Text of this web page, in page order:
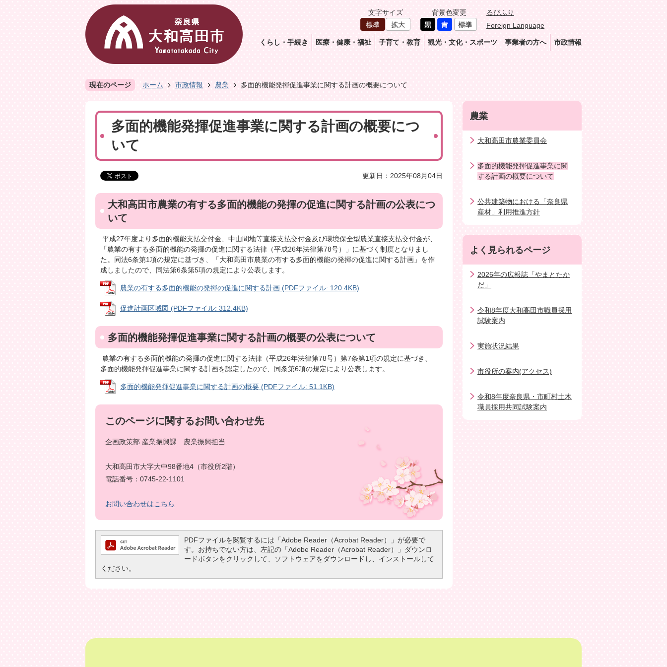
文字サイズ 背景色変更
るびふり
Foreign Language
くらし・手続き 医療・健康・福祉 子育て・教育 観光・文化・スポーツ 事業者の方へ 市政情報
現在のページ ホーム 市政情報 農業 多面的機能発揮促進事業に関する計画の概要について
多面的機能発揮促進事業に関する計画の概要につ
いて
更新日：2025年08月04日
大和高田市農業の有する多面的機能の発揮の促進に関する計画の公表につ
いて
平成27年度より多面的機能支払交付金、中山間地等直接支払交付金及び環境保全型農業直接支払交付金が、
「農業の有する多面的機能の発揮の促進に関する法律（平成26年法律第78号）」に基づく制度となりまし
た。同法6条第1項の規定に基づき、「大和高田市農業の有する多面的機能の発揮の促進に関する計画」を作
成しましたので、同法第6条第5項の規定により公表します。
農業の有する多面的機能の発揮の促進に関する計画 (PDFファイル: 120.4KB)
促進計画区域図 (PDFファイル: 312.4KB)
多面的機能発揮促進事業に関する計画の概要の公表について
農業の有する多面的機能の発揮の促進に関する法律（平成26年法律第78号）第7条第1項の規定に基づき、
多面的機能発揮促進事業に関する計画を認定したので、同条第6項の規定により公表します。
多面的機能発揮促進事業に関する計画の概要 (PDFファイル: 51.1KB)
このページに関するお問い合わせ先
企画政策部 産業振興課 農業振興担当
大和高田市大字大中98番地4（市役所2階）
電話番号：0745-22-1101
お問い合わせはこちら
PDFファイルを閲覧するには「Adobe Reader（Acrobat Reader）」が必要で
す。お持ちでない方は、左記の「Adobe Reader（Acrobat Reader）」ダウンロ
ードボタンをクリックして、ソフトウェアをダウンロードし、インストールして
ください。
農業
大和高田市農業委員会
多面的機能発揮促進事業に関
する計画の概要について
公共建築物における「奈良県
産材」利用推進方針
よく見られるページ
2026年の広報誌「やまとたか
だ」
令和8年度大和高田市職員採用
試験案内
実施状況結果
市役所の案内(アクセス)
令和8年度奈良県・市町村土木
職員採用共同試験案内